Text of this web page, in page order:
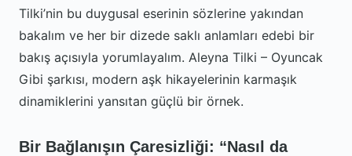
Tilki’nin bu duygusal eserinin sözlerine yakından
bakalım ve her bir dizede saklı anlamları edebi bir
bakış açısıyla yorumlayalım. Aleyna Tilki – Oyuncak
Gibi şarkısı, modern aşk hikayelerinin karmaşık
dinamiklerini yansıtan güçlü bir örnek.
Bir Bağlanışın Çaresizliği: “Nasıl da